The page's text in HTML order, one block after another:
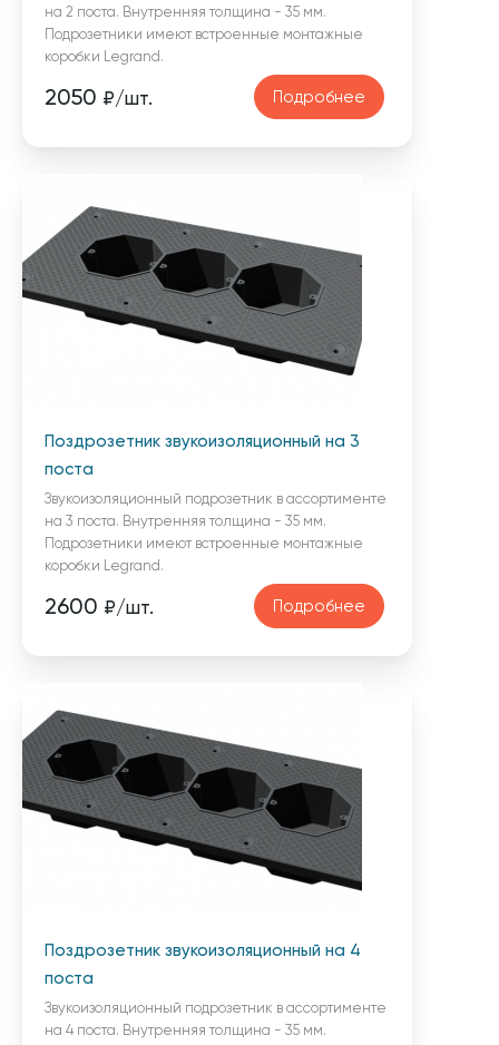
на 2 поста. Внутренняя толщина - 35 мм.
Подрозетники имеют встроенные монтажные
коробки Legrand.
2050 ₽/шт. Подробнее
Поздрозетник звукоизоляционный на 3
поста
Звукоизоляционный подрозетник в ассортименте
на 3 поста. Внутренняя толщина - 35 мм.
Подрозетники имеют встроенные монтажные
коробки Legrand.
2600 ₽/шт. Подробнее
Поздрозетник звукоизоляционный на 4
поста
Звукоизоляционный подрозетник в ассортименте
на 4 поста. Внутренняя толщина - 35 мм.